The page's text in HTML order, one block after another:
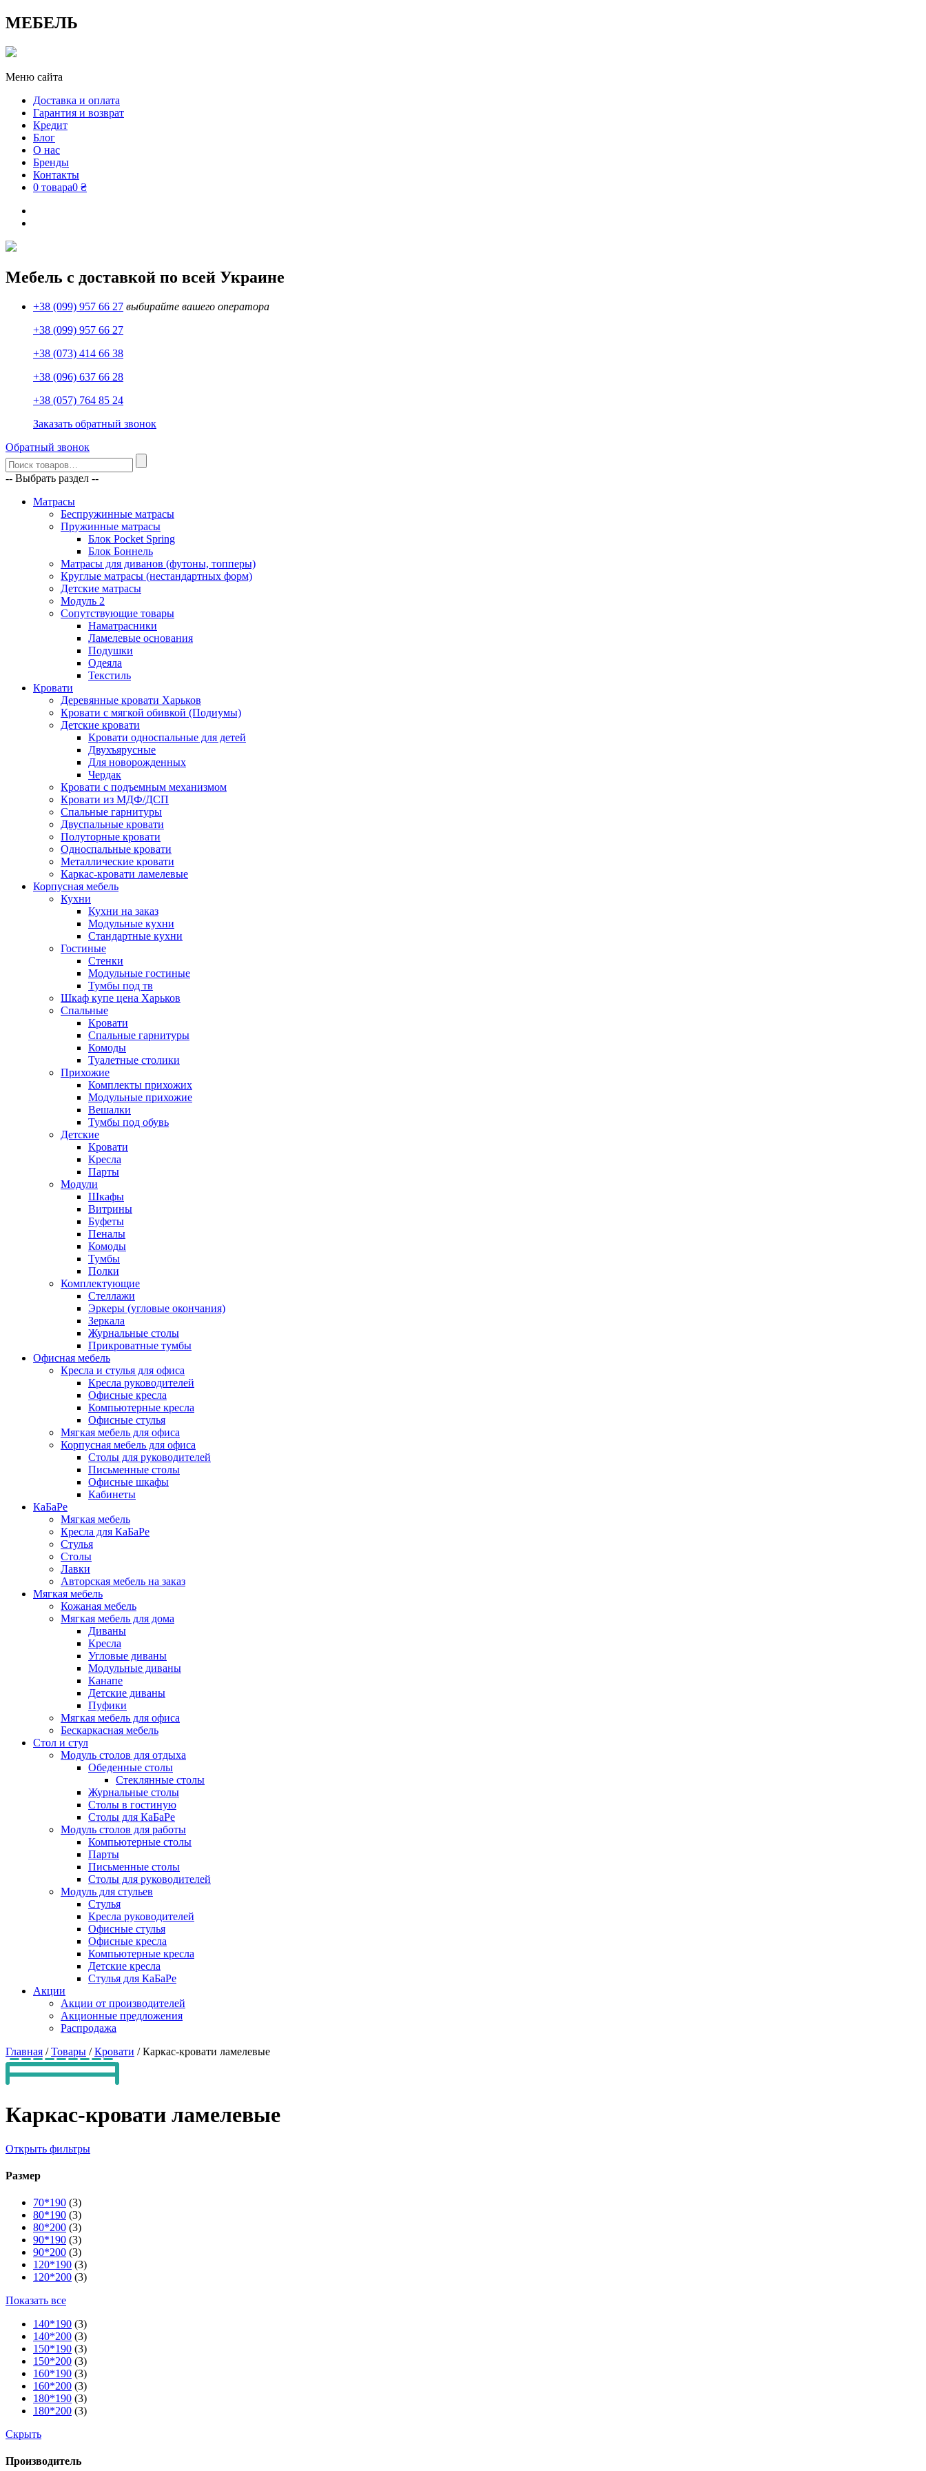
МЕБЕЛЬ
Меню сайта
Доставка и оплата
Гарантия и возврат
Кредит
Блог
О нас
Бренды
Контакты
0 товара0 ₴
Мебель с доставкой по всей Украине
+38 (099) 957 66 27 выбирайте вашего оператора
+38 (099) 957 66 27
+38 (073) 414 66 38
+38 (096) 637 66 28
+38 (057) 764 85 24
Заказать обратный звонок
Обратный звонок
-- Выбрать раздел --
Матрасы
Беспружинные матрасы
Пружинные матрасы
Блок Pocket Spring
Блок Боннель
Матрасы для диванов (футоны, топперы)
Круглые матрасы (нестандартных форм)
Детские матрасы
Модуль 2
Сопутствующие товары
Наматрасники
Ламелевые основания
Подушки
Одеяла
Текстиль
Кровати
Деревянные кровати Харьков
Кровати с мягкой обивкой (Подиумы)
Детские кровати
Кровати односпальные для детей
Двухъярусные
Для новорожденных
Чердак
Кровати с подъемным механизмом
Кровати из МДФ/ДСП
Спальные гарнитуры
Двуспальные кровати
Полуторные кровати
Односпальные кровати
Металлические кровати
Каркас-кровати ламелевые
Корпусная мебель
Кухни
Кухни на заказ
Модульные кухни
Стандартные кухни
Гостиные
Стенки
Модульные гостиные
Тумбы под тв
Шкаф купе цена Харьков
Спальные
Кровати
Спальные гарнитуры
Комоды
Туалетные столики
Прихожие
Комплекты прихожих
Модульные прихожие
Вешалки
Тумбы под обувь
Детские
Кровати
Кресла
Парты
Модули
Шкафы
Витрины
Буфеты
Пеналы
Комоды
Тумбы
Полки
Комплектующие
Стеллажи
Эркеры (угловые окончания)
Зеркала
Журнальные столы
Прикроватные тумбы
Офисная мебель
Кресла и стулья для офиса
Кресла руководителей
Офисные кресла
Компьютерные кресла
Офисные стулья
Мягкая мебель для офиса
Корпусная мебель для офиса
Столы для руководителей
Письменные столы
Офисные шкафы
Кабинеты
КаБаРе
Мягкая мебель
Кресла для КаБаРе
Стулья
Столы
Лавки
Авторская мебель на заказ
Мягкая мебель
Кожаная мебель
Мягкая мебель для дома
Диваны
Кресла
Угловые диваны
Модульные диваны
Канапе
Детские диваны
Пуфики
Мягкая мебель для офиса
Бескаркасная мебель
Стол и стул
Модуль столов для отдыха
Обеденные столы
Стеклянные столы
Журнальные столы
Столы в гостиную
Столы для КаБаРе
Модуль столов для работы
Компьютерные столы
Парты
Письменные столы
Столы для руководителей
Модуль для стульев
Стулья
Кресла руководителей
Офисные стулья
Офисные кресла
Компьютерные кресла
Детские кресла
Стулья для КаБаРе
Акции
Акции от производителей
Акционные предложения
Распродажа
Главная /Товары /Кровати /Каркас-кровати ламелевые
Каркас-кровати ламелевые
Открыть фильтры
Размер
70*190 (3)
80*190 (3)
80*200 (3)
90*190 (3)
90*200 (3)
120*190 (3)
120*200 (3)
Показать все
140*190 (3)
140*200 (3)
150*190 (3)
150*200 (3)
160*190 (3)
160*200 (3)
180*190 (3)
180*200 (3)
Скрыть
Производитель